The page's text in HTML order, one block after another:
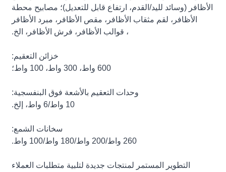
الأظافر (وسائد لليد/القدم، ارتفاع قابل للتعديل)؛ مصابيح محطة
الأظافر، لقم مثقاب الأظافر، مقص الأظافر، مبرد الأظافر
، قوالب الأظافر، فرش الأظافر، الخ.
خزائن التعقيم:
600 واط، 300 واط، 100 واط؛
وحدات التعقيم بالأشعة فوق البنفسجية:
10 واط/6 واط، إلخ.
سخانات الشمع:
260 واط/200 واط/180 واط/100 واط.
التطوير المستمر لمنتجات جديدة لتلبية متطلبات العملاء